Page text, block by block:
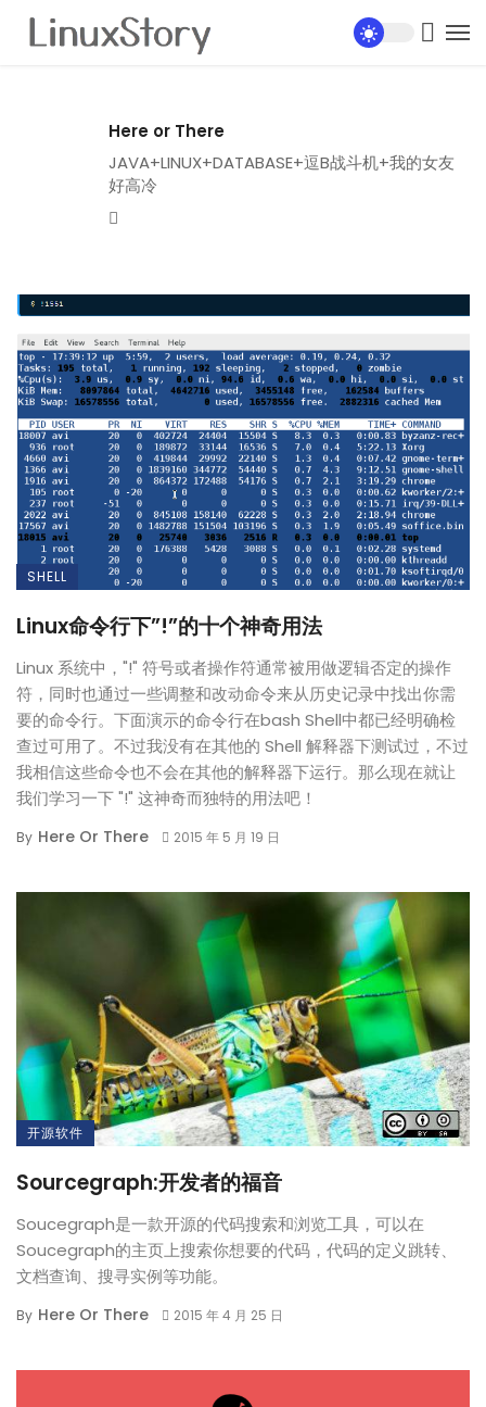
Here or There
JAVA+LINUX+DATABASE+逗B战斗机+我的女友
好高冷
SHELL
Linux命令行下”!”的十个神奇用法
Linux 系统中，"!" 符号或者操作符通常被用做逻辑否定的操作
符，同时也通过一些调整和改动命令来从历史记录中找出你需
要的命令行。下面演示的命令行在bash Shell中都已经明确检
查过可用了。不过我没有在其他的 Shell 解释器下测试过，不过
我相信这些命令也不会在其他的解释器下运行。那么现在就让
我们学习一下 "!" 这神奇而独特的用法吧！
By Here Or There 2015 年 5 月 19 日
开源软件
Sourcegraph:开发者的福音
Soucegraph是一款开源的代码搜索和浏览工具，可以在
Soucegraph的主页上搜索你想要的代码，代码的定义跳转、
文档查询、搜寻实例等功能。
By Here Or There 2015 年 4 月 25 日